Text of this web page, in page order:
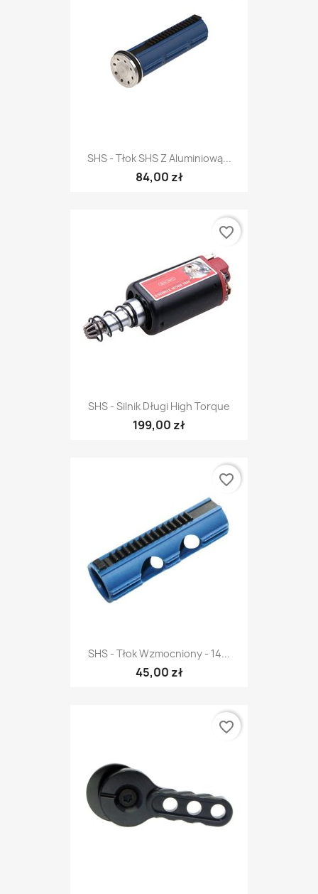
SHS - Tłok SHS Z Aluminiową...
84,00 zł
SHS - Silnik Długi High Torque
199,00 zł
favorite_border
SHS - Tłok Wzmocniony - 14...
45,00 zł
favorite_border
favorite_border